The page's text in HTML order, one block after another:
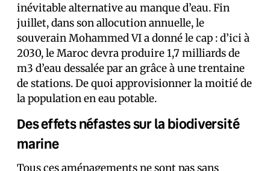
inévitable alternative au manque d’eau. Fin
juillet, dans son allocution annuelle, le
souverain Mohammed VI a donné le cap : d’ici à
2030, le Maroc devra produire 1,7 milliards de
m3 d’eau dessalée par an grâce à une trentaine
de stations. De quoi approvisionner la moitié de
la population en eau potable.
Des effets néfastes sur la biodiversité
marine
Tous ces aménagements ne sont pas sans